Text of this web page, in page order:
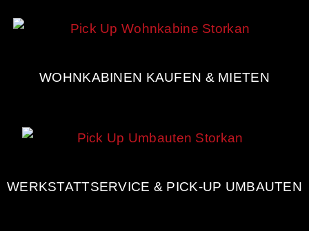
WOHNKABINEN KAUFEN & MIETEN
WERKSTATTSERVICE & PICK-UP UMBAUTEN